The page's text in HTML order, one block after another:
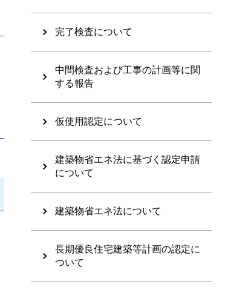
完了検査について
中間検査および工事の計画等に関
する報告
仮使用認定について
建築物省エネ法に基づく認定申請
について
建築物省エネ法について
長期優良住宅建築等計画の認定に
ついて